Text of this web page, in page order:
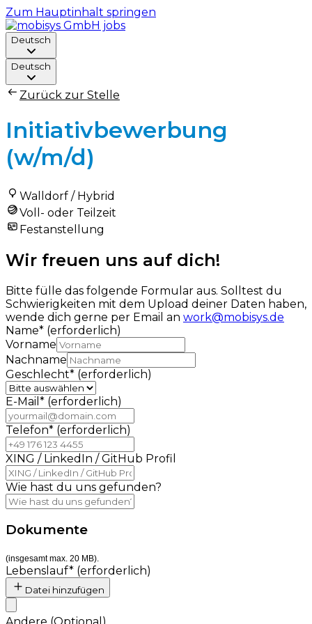
Zum Hauptinhalt springen
Deutsch
Deutsch
Zurück zur Stelle
Initiativbewerbung
(w/m/d)
Walldorf / Hybrid
Voll- oder Teilzeit
Festanstellung
Wir freuen uns auf dich!
Bitte fülle das folgende Formular aus. Solltest du
Schwierigkeiten mit dem Upload deiner Daten haben,
wende dich gerne per Email an work@mobisys.de
Name* (erforderlich)
Vorname
Nachname
Geschlecht* (erforderlich)
E-Mail * (erforderlich)
Telefon* (erforderlich)
XING / LinkedIn / GitHub Profil
Wie hast du uns gefunden?
Dokumente
(insgesamt max. 20 MB).
Lebenslauf* (erforderlich)
Datei hinzufügen